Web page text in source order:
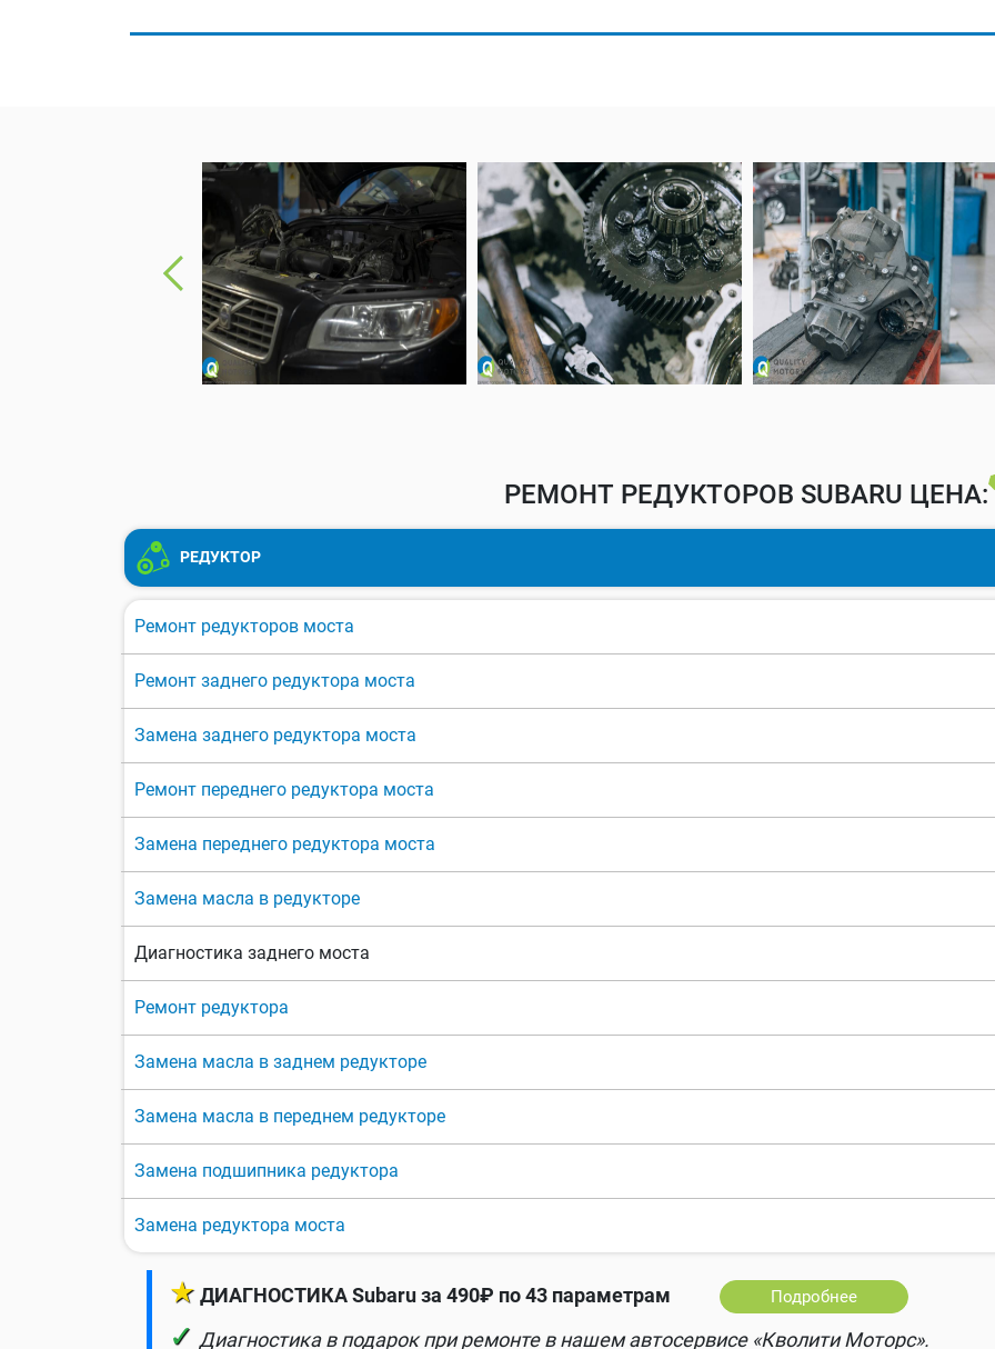
РЕМОНТ РЕДУКТОРОВ SUBARU ЦЕНА:
РЕДУКТОР
Ремонт редукторов моста
Ремонт заднего редуктора моста
Замена заднего редуктора моста
Ремонт переднего редуктора моста
Замена переднего редуктора моста
Замена масла в редукторе
Диагностика заднего моста
Ремонт редуктора
Замена масла в заднем редукторе
Замена масла в переднем редукторе
Замена подшипника редуктора
Замена редуктора моста
★ ДИАГНОСТИКА Subaru за 490₽ по 43 параметрам Подробнее
✓ Диагностика в подарок при ремонте в нашем автосервисе «Кволити Моторс».